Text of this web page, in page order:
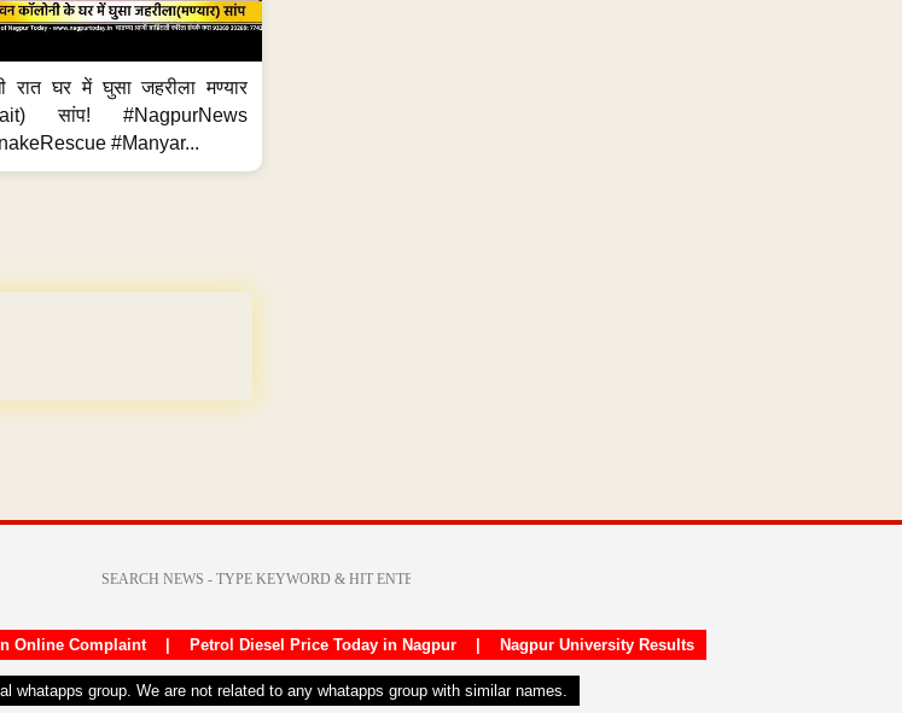
रात घर में घुसा जहरीला मण्यार
सांप! #NagpurNews
#Manyar...
Online Complaint| Petrol Diesel Price Today in Nagpur| Nagpur University Results
whatapps group. We are not related to any whatapps group with similar names.